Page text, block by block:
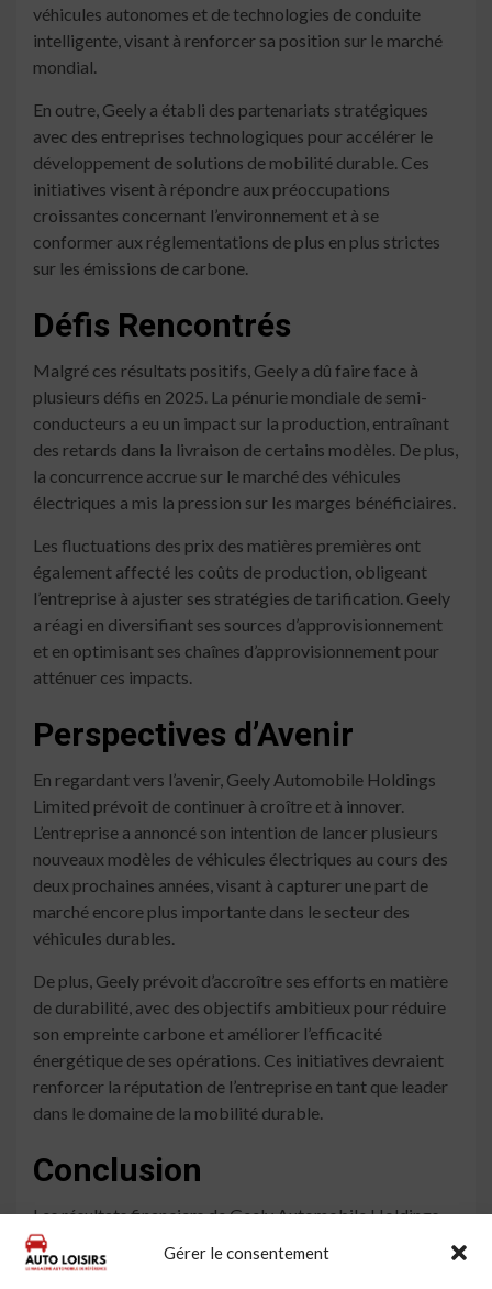
Gérer le consentement
véhicules autonomes et de technologies de conduite
intelligente, visant à renforcer sa position sur le marché
mondial.
En outre, Geely a établi des partenariats stratégiques
avec des entreprises technologiques pour accélérer le
développement de solutions de mobilité durable. Ces
initiatives visent à répondre aux préoccupations
croissantes concernant l’environnement et à se
conformer aux réglementations de plus en plus strictes
sur les émissions de carbone.
Défis Rencontrés
Malgré ces résultats positifs, Geely a dû faire face à
plusieurs défis en 2025. La pénurie mondiale de semi-
conducteurs a eu un impact sur la production, entraînant
des retards dans la livraison de certains modèles. De plus,
la concurrence accrue sur le marché des véhicules
électriques a mis la pression sur les marges bénéficiaires.
Les fluctuations des prix des matières premières ont
également affecté les coûts de production, obligeant
l’entreprise à ajuster ses stratégies de tarification. Geely
a réagi en diversifiant ses sources d’approvisionnement
et en optimisant ses chaînes d’approvisionnement pour
atténuer ces impacts.
Perspectives d’Avenir
En regardant vers l’avenir, Geely Automobile Holdings
Limited prévoit de continuer à croître et à innover.
L’entreprise a annoncé son intention de lancer plusieurs
nouveaux modèles de véhicules électriques au cours des
deux prochaines années, visant à capturer une part de
marché encore plus importante dans le secteur des
véhicules durables.
De plus, Geely prévoit d’accroître ses efforts en matière
de durabilité, avec des objectifs ambitieux pour réduire
son empreinte carbone et améliorer l’efficacité
énergétique de ses opérations. Ces initiatives devraient
renforcer la réputation de l’entreprise en tant que leader
dans le domaine de la mobilité durable.
Conclusion
Les résultats financiers de Geely Automobile Holdings
Limited pour l’exercice clos le 31 décembre 2025
témoignent de la résilience et de l’innovation de